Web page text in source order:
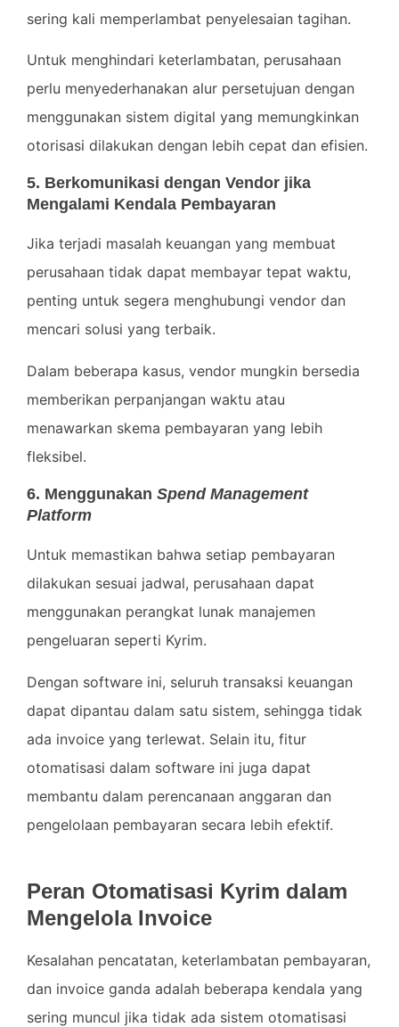
sering kali memperlambat penyelesaian tagihan.
Untuk menghindari keterlambatan, perusahaan
perlu menyederhanakan alur persetujuan dengan
menggunakan sistem digital yang memungkinkan
otorisasi dilakukan dengan lebih cepat dan efisien.
5. Berkomunikasi dengan Vendor jika
Mengalami Kendala Pembayaran
Jika terjadi masalah keuangan yang membuat
perusahaan tidak dapat membayar tepat waktu,
penting untuk segera menghubungi vendor dan
mencari solusi yang terbaik.
Dalam beberapa kasus, vendor mungkin bersedia
memberikan perpanjangan waktu atau
menawarkan skema pembayaran yang lebih
fleksibel.
6. Menggunakan Spend Management
Platform
Untuk memastikan bahwa setiap pembayaran
dilakukan sesuai jadwal, perusahaan dapat
menggunakan perangkat lunak manajemen
pengeluaran seperti Kyrim.
Dengan software ini, seluruh transaksi keuangan
dapat dipantau dalam satu sistem, sehingga tidak
ada invoice yang terlewat. Selain itu, fitur
otomatisasi dalam software ini juga dapat
membantu dalam perencanaan anggaran dan
pengelolaan pembayaran secara lebih efektif.
Peran Otomatisasi Kyrim dalam
Mengelola Invoice
Kesalahan pencatatan, keterlambatan pembayaran,
dan invoice ganda adalah beberapa kendala yang
sering muncul jika tidak ada sistem otomatisasi